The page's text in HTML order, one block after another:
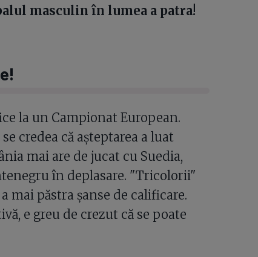
masculin în lumea a patra!
la un Campionat European.
credea că așteptarea a luat
mai are de jucat cu Suedia,
în deplasare. "Tricolorii"
mai păstra șanse de calificare.
e greu de crezut că se poate